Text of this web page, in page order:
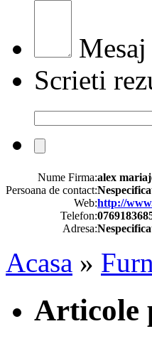
Scrieti
Nume Firma:alex
Persoana de contact:
Web:http://
Telefon:
Adresa:
Acasa »
Articole